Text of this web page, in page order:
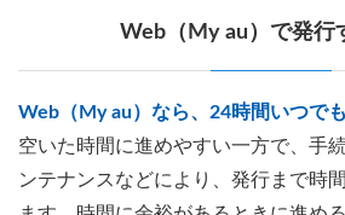
Web（My au）で発行
Web（My au）なら、24時間いつで
空いた時間に進めやすい一方で、手
ンテナンスなどにより、発行まで時